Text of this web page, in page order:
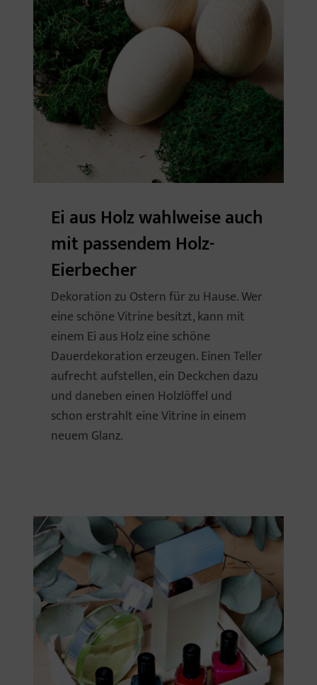
Ei aus Holz wahlweise auch
mit passendem Holz-
Eierbecher
Dekoration zu Ostern für zu Hause. Wer
eine schöne Vitrine besitzt, kann mit
einem Ei aus Holz eine schöne
Dauerdekoration erzeugen. Einen Teller
aufrecht aufstellen, ein Deckchen dazu
und daneben einen Holzlöffel und
schon erstrahlt eine Vitrine in einem
neuem Glanz.